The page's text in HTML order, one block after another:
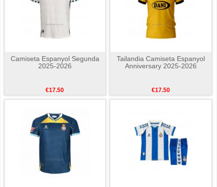
Camiseta Espanyol Segunda
2025-2026
€17.50
Tailandia Camiseta Espanyol
Anniversary 2025-2026
€17.50